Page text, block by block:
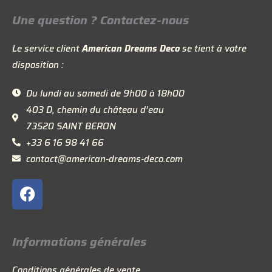
Une question ? Contactez-nous
Le service clientAmerican Dreams Decose tient à votre
disposition :
Du lundi au samedi de 9h00 à 18h00
403 D, chemin du château d’eau
73520 SAINT BERON
+33 6 16 98 41 66
contact@american-dreams-deco.com
F
a
c
e
b
o
Informations générales